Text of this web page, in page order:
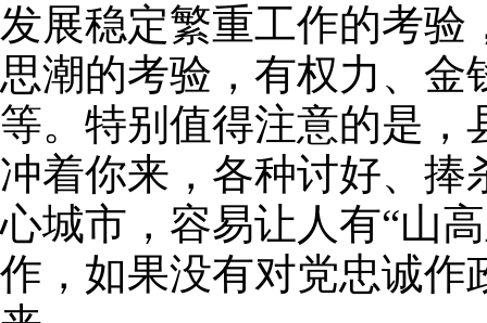
发展稳定繁重工作的考
思潮的考验，有权力、
等。特别值得注意的是
冲着你来，各种讨好、捧
心城市，容易让人有“山
作，如果没有对党忠诚作